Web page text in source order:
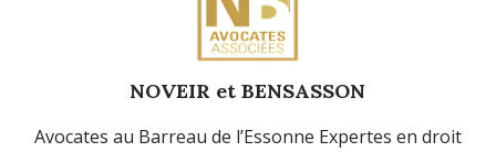
NOVEIR et BENSASSON
Avocates au Barreau de l’Essonne Expertes en droit